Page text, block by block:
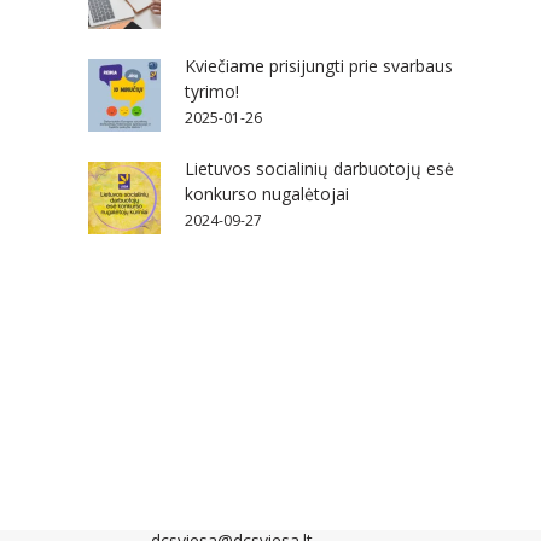
Kviečiame prisijungti prie svarbaus
tyrimo!
2025-01-26
Lietuvos socialinių darbuotojų esė
konkurso nugalėtojai
2024-09-27